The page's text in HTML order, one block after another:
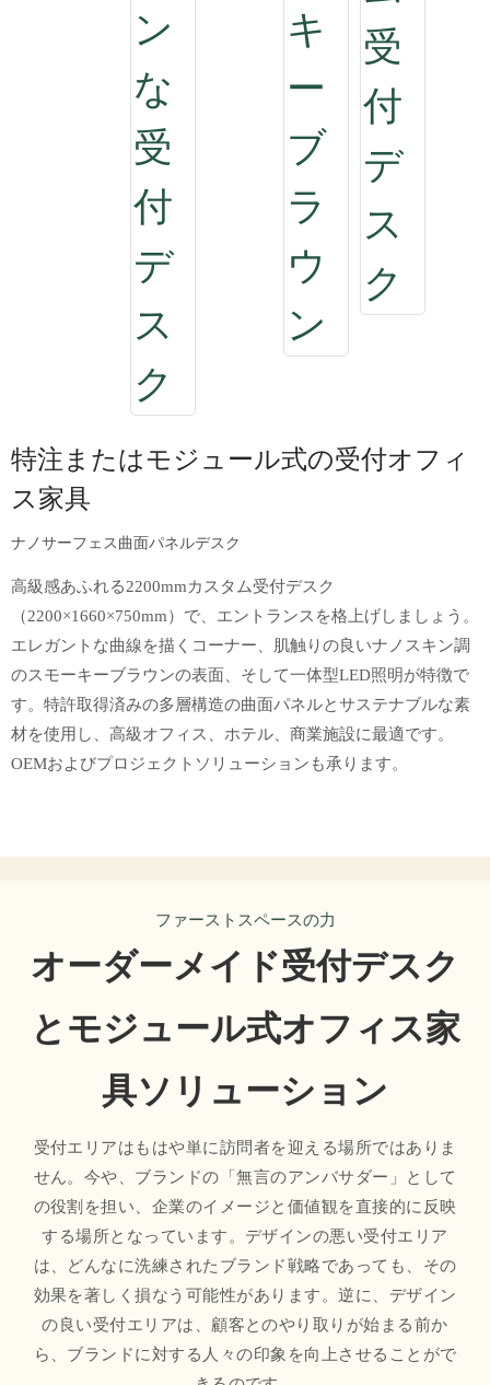
特注またはモジュール式の受付オフィ
ス家具
ナノサーフェス曲面パネルデスク
高級感あふれる2200mmカスタム受付デスク
（2200×1660×750mm）で、エントランスを格上げしましょう。
エレガントな曲線を描くコーナー、肌触りの良いナノスキン調
のスモーキーブラウンの表面、そして一体型LED照明が特徴で
す。特許取得済みの多層構造の曲面パネルとサステナブルな素
材を使用し、高級オフィス、ホテル、商業施設に最適です。
OEMおよびプロジェクトソリューションも承ります。
ファーストスペースの力
オーダーメイド受付デスク
とモジュール式オフィス家
具ソリューション
受付エリアはもはや単に訪問者を迎える場所ではありま
せん。今や、ブランドの「無言のアンバサダー」として
の役割を担い、企業のイメージと価値観を直接的に反映
する場所となっています。デザインの悪い受付エリア
は、どんなに洗練されたブランド戦略であっても、その
効果を著しく損なう可能性があります。逆に、デザイン
の良い受付エリアは、顧客とのやり取りが始まる前か
ら、ブランドに対する人々の印象を向上させることがで